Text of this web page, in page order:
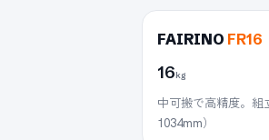
FAIRINO FR16
16kg
中可搬で高精度。組
1034mm）